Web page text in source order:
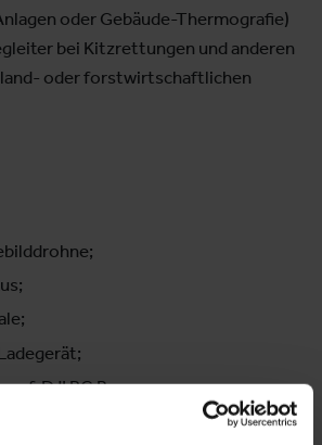
oder Gebäude-Thermografie)
bei Kitzrettungen und anderen
land- oder forstwirtschaftlichen
f. DJI RC Pro;
Basis;